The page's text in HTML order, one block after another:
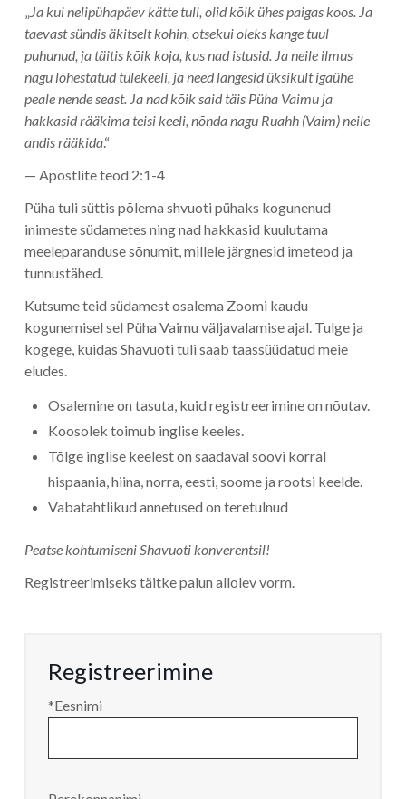
„Ja kui nelipühapäev kätte tuli, olid kõik ühes paigas koos. Ja
taevast sündis äkitselt kohin, otsekui oleks kange tuul
puhunud, ja täitis kõik koja, kus nad istusid. Ja neile ilmus
nagu lõhestatud tulekeeli, ja need langesid üksikult igaühe
peale nende seast. Ja nad kõik said täis Püha Vaimu ja
hakkasid rääkima teisi keeli, nõnda nagu Ruahh (Vaim) neile
andis rääkida.“
— Apostlite teod 2:1-4
Püha tuli süttis põlema shvuoti pühaks kogunenud
inimeste südametes ning nad hakkasid kuulutama
meeleparanduse sõnumit, millele järgnesid imeteod ja
tunnustähed.
Kutsume teid südamest osalema Zoomi kaudu
kogunemisel sel Püha Vaimu väljavalamise ajal. Tulge ja
kogege, kuidas Shavuoti tuli saab taassüüdatud meie
eludes.
Osalemine on tasuta, kuid registreerimine on nõutav.
Koosolek toimub inglise keeles.
Tõlge inglise keelest on saadaval soovi korral
hispaania, hiina, norra, eesti, soome ja rootsi keelde.
Vabatahtlikud annetused on teretulnud
Peatse kohtumiseni Shavuoti konverentsil!
Registreerimiseks täitke palun allolev vorm.
Registreerimine
*Eesnimi